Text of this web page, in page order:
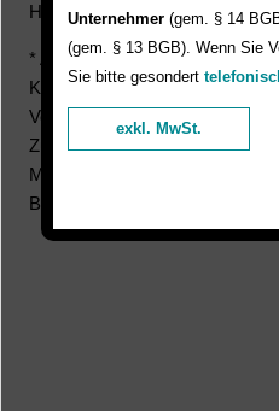
Hier können Sie unsere
* Alle Preise verstehen sich
Kosten für Instandhaltung,
Verschleiß, Transport,
Zubehör, eventuelle
Maschinenversicherung,
Brand-/Diebstahlregelungen.
Unternehmer (gem. § 14
(gem. § 13 BGB). Wenn Sie
Sie bitte gesondert
exkl. MwSt.